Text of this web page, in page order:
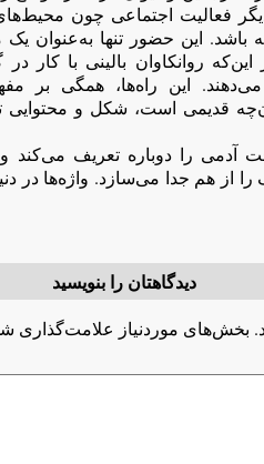
فعالیت اجتماعی چون
باشد. این حضور تنها به‌عنوان
روانکاوان بالینی با کار
این راه‌ها، همگی بر
قدیمی است، شکل و محتوایی
آدمی را دوباره تعریف
هم جدا می‌سازد. واژه‌ها در
دیدگاهتان را بنویسید
بخش‌های موردنیاز علامت‌گذاری